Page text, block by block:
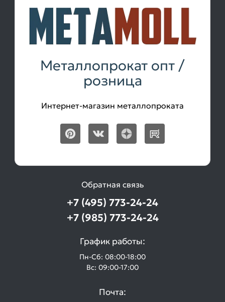
Металлопрокат опт /
розница
Интернет-магазин металлопроката
Обратная связь
+7 (495) 773-24-24
+7 (985) 773-24-24
График работы:
Пн-Сб: 08:00-18:00
Вс: 09:00-17:00
Почта: